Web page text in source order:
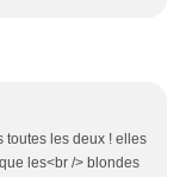
les deux ! elles
les<br /> blondes